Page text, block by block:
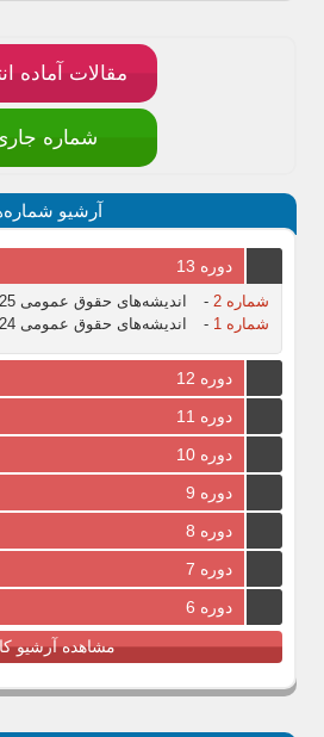
مقالات آماده
شماره
آرشیو
دوره 13
شماره 2 -
اندیشه‌های حقوق عمومی 25 ، بهار و تابستان 1403
شماره 1
- اندیشه‌های حقوق عمومی 24 ، پاییز و زمستان 1402
دوره 12
دوره 11
دوره 10
دوره 9
دوره 8
دوره 7
دوره 6
مشاهده آرشیو